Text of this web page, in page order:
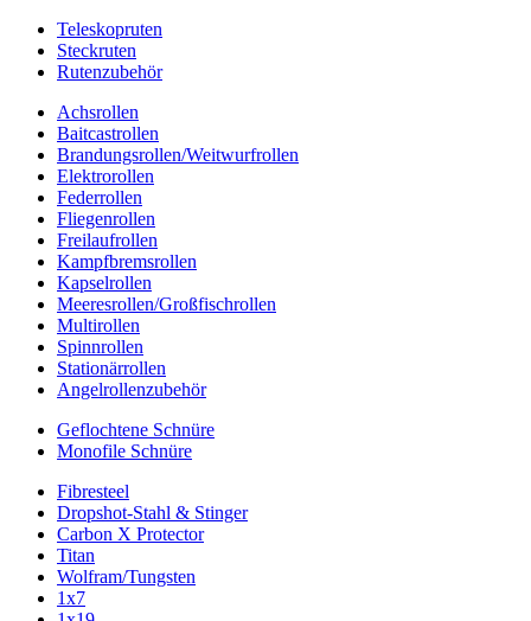
Teleskopruten
Steckruten
Rutenzubehör
Achsrollen
Baitcastrollen
Brandungsrollen/Weitwurfrollen
Elektrorollen
Federrollen
Fliegenrollen
Freilaufrollen
Kampfbremsrollen
Kapselrollen
Meeresrollen/Großfischrollen
Multirollen
Spinnrollen
Stationärrollen
Angelrollenzubehör
Geflochtene Schnüre
Monofile Schnüre
Fibresteel
Dropshot-Stahl & Stinger
Carbon X Protector
Titan
Wolfram/Tungsten
1x7